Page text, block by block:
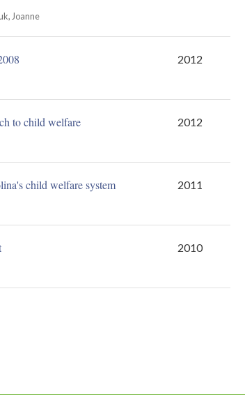
Joanne
2012
to child welfare 2012
child welfare system 2011
2010